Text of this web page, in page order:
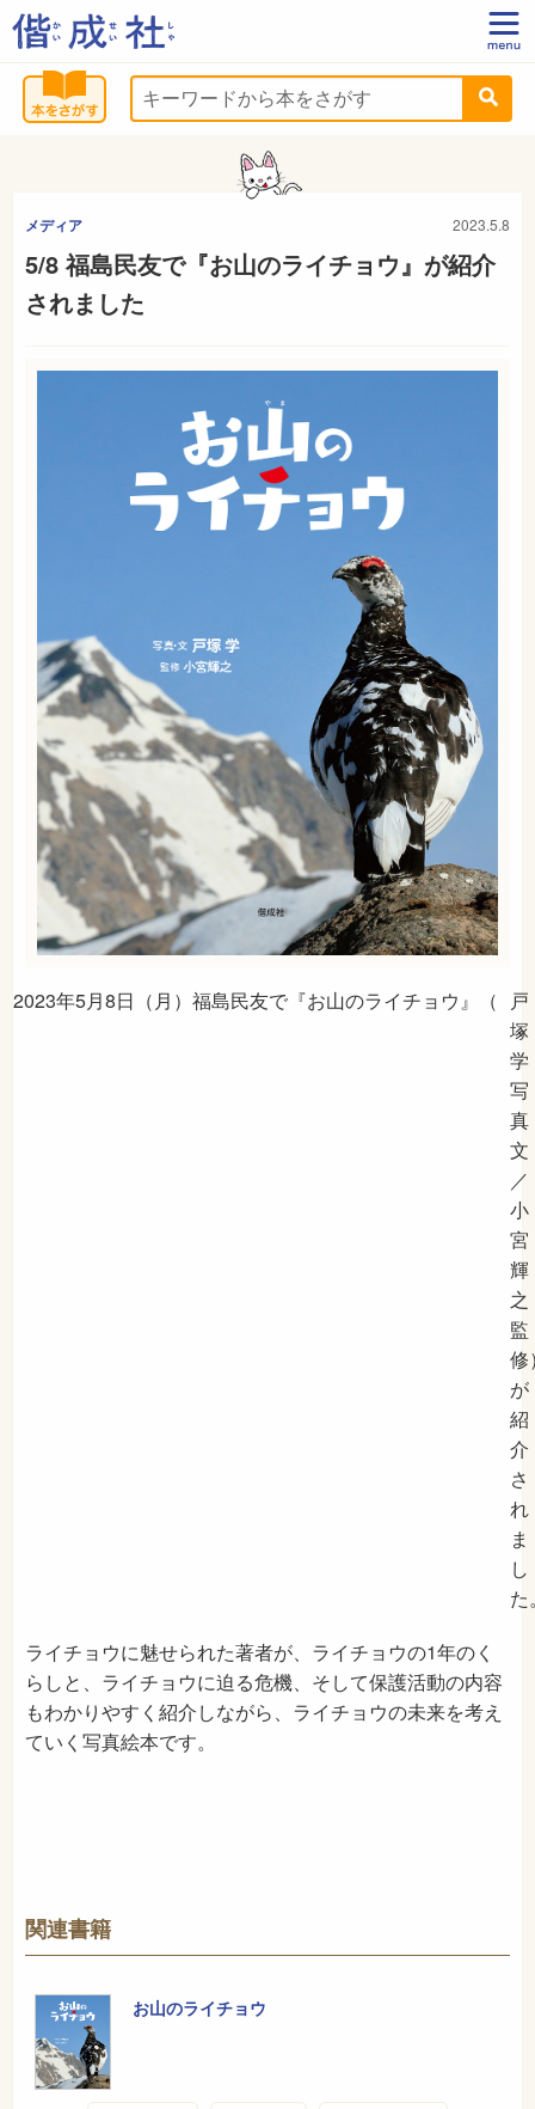
メディア 2023.5.8
5/8 福島民友で『お山のライチョウ』が紹介
されました
2023年5月8日（月）福島民友で『お山のライチョウ』（
戸
塚
写
真
文
／
小
宮
輝
之
監
修
が
紹
介
さ
れ
ま
し
た
ライチョウに魅せられた著者が、ライチョウの1年のく
らしと、ライチョウに迫る危機、そして保護活動の内容
もわかりやすく紹介しながら、ライチョウの未来を考え
ていく写真絵本です。
関連書籍
お山のライチョウ